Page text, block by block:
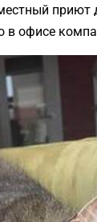
в офисе